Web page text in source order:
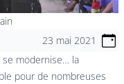
23 mai 2021
se modernise… la
pour de nombreuses